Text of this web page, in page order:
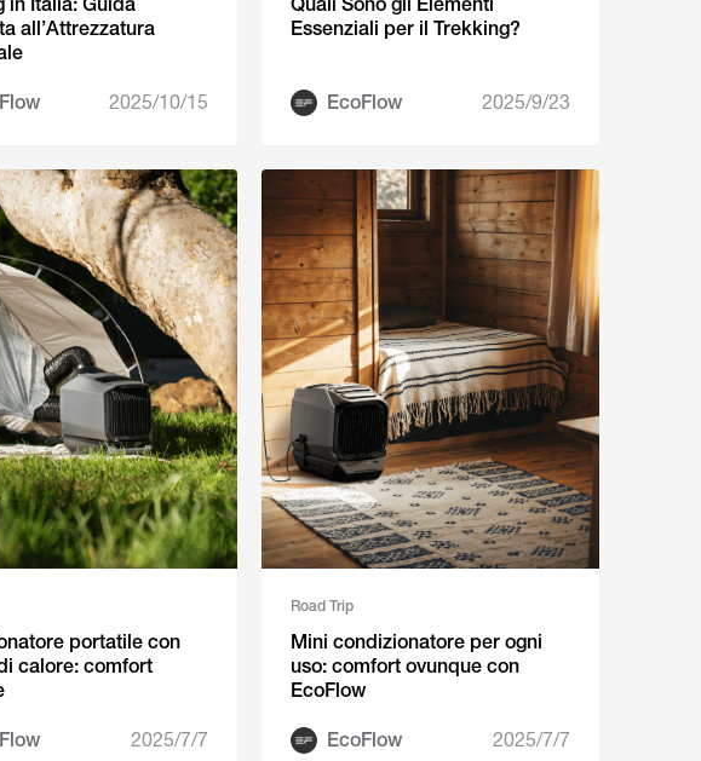
all’Attrezzatura
2025/10/15
Essenziali per il Trekking?
EcoFlow 2025/9/23
portatile con
calore: comfort
2025/7/7
Road Trip
Mini condizionatore per ogni
uso: comfort ovunque con
EcoFlow
EcoFlow 2025/7/7